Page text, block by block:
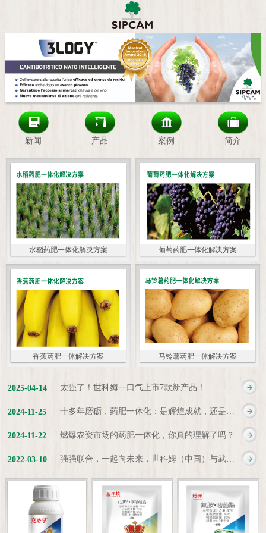
新闻 产品 案例 简介
水稻药肥一体化解决方案 葡萄药肥一体化解决方案
香蕉药肥一体解决方案 马铃薯药肥一体解决方案
太强了！世科姆一口气上市7款新产品！
2025-04-14
十多年磨砺，药肥一体化：是辉煌成就，还是新起点？
2024-11-25
燃爆农资市场的药肥一体化，你真的理解了吗？
2024-11-22
强强联合，一起向未来，世科姆（中国）与武汉科诺达成战略合作协议
2022-03-10